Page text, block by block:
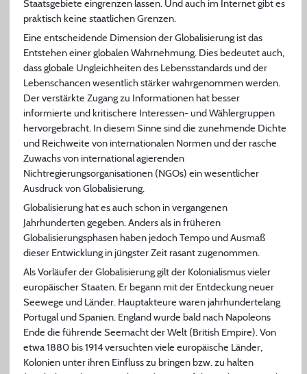
Staatsgebiete eingrenzen lassen. Und auch im Internet gibt es
praktisch keine staatlichen Grenzen.
Eine entscheidende Dimension der Globalisierung ist das
Entstehen einer globalen Wahrnehmung. Dies bedeutet auch,
dass globale Ungleichheiten des Lebensstandards und der
Lebenschancen wesentlich stärker wahrgenommen werden.
Der verstärkte Zugang zu Informationen hat besser
informierte und kritischere Interessen- und Wählergruppen
hervorgebracht. In diesem Sinne sind die zunehmende Dichte
und Reichweite von internationalen Normen und der rasche
Zuwachs von international agierenden
Nichtregierungsorganisationen (NGOs) ein wesentlicher
Ausdruck von Globalisierung.
Globalisierung hat es auch schon in vergangenen
Jahrhunderten gegeben. Anders als in früheren
Globalisierungsphasen haben jedoch Tempo und Ausmaß
dieser Entwicklung in jüngster Zeit rasant zugenommen.
Als Vorläufer der Globalisierung gilt der Kolonialismus vieler
europäischer Staaten. Er begann mit der Entdeckung neuer
Seewege und Länder. Hauptakteure waren jahrhundertelang
Portugal und Spanien. England wurde bald nach Napoleons
Ende die führende Seemacht der Welt (British Empire). Von
etwa 1880 bis 1914 versuchten viele europäische Länder,
Kolonien unter ihren Einfluss zu bringen bzw. zu halten